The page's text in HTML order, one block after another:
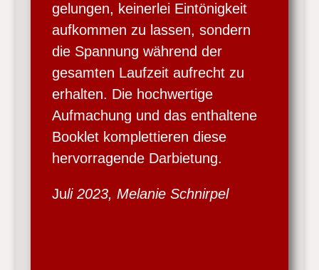
gelungen, keinerlei Eintönigkeit
aufkommen zu lassen, sondern
die Spannung während der
gesamten Laufzeit aufrecht zu
erhalten. Die hochwertige
Aufmachung und das enthaltene
Booklet komplettieren diese
hervorragende Darbietung.
Juli 2023, Melanie Schnirpel